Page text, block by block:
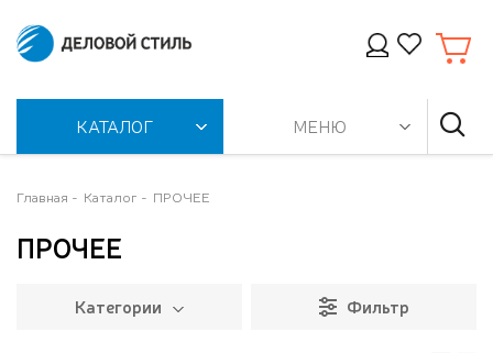
КАТАЛОГ МЕНЮ
Главная Каталог ПРОЧЕЕ
ПРОЧЕЕ
Категории Фильтр